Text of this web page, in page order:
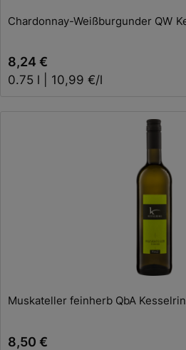
8,24 €
0.75 l | 10,99 €/l
In
Muskateller feinherb QbA
8,50 €